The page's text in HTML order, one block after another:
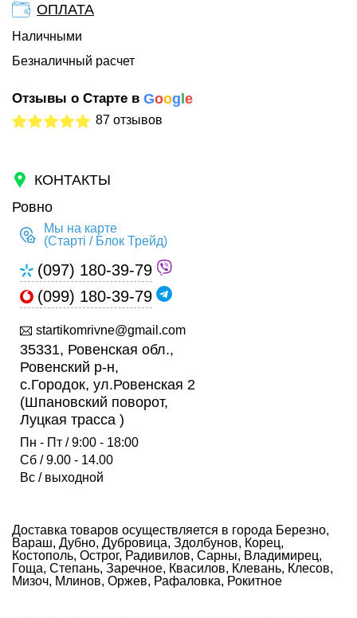
ОПЛАТА
Наличными
Безналичный расчет
Отзывы о Старте в Goog e
87 отзывов
КОНТАКТЫ
Ровно
Мы на карте
(Старті / Блок Трейд)
(097) 180-39-79
(099) 180-39-79
startikomrivne@gmail.com
35331, Ровенская обл.,
Ровенский р-н,
с.Городок, ул.Ровенская 2
(Шпановский поворот,
Луцкая трасса )
Пн - Пт / 9:00 - 18:00
Сб / 9.00 - 14.00
Вс / выходной
Доставка товаров осуществляется в города Березно,
Вараш, Дубно, Дубровица, Здолбунов, Корец,
Костополь, Острог, Радивилов, Сарны, Владимирец,
Гоща, Степань, Заречное, Квасилов, Клевань, Клесов,
Мизоч, Млинов, Оржев, Рафаловка, Рокитное